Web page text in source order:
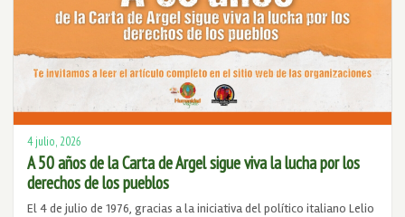
4 julio, 2026
A 50 años de la Carta de Argel sigue viva la lucha por los
derechos de los pueblos
El 4 de julio de 1976, gracias a la iniciativa del político italiano Lelio